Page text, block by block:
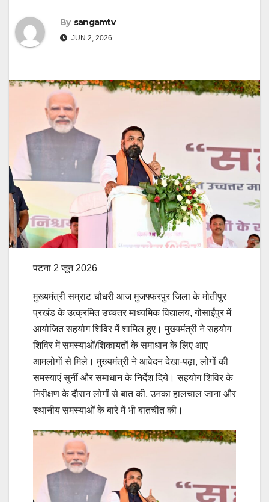
By sangamtv
JUN 2, 2026
पटना 2 जून 2026
मुख्यमंत्री सम्राट चौधरी आज मुजफ्फरपुर जिला के मोतीपुर
प्रखंड के उत्क्रमित उच्चतर माध्यमिक विद्यालय, गोसाईंपुर में
आयोजित सहयोग शिविर में शामिल हुए। मुख्यमंत्री ने सहयोग
शिविर में समस्याओं/शिकायतों के समाधान के लिए आए
आमलोगों से मिले। मुख्यमंत्री ने आवेदन देखा-पढ़ा, लोगों की
समस्याएं सुनीं और समाधान के निर्देश दिये। सहयोग शिविर के
निरीक्षण के दौरान लोगों से बात की, उनका हालचाल जाना और
स्थानीय समस्याओं के बारे में भी बातचीत की।